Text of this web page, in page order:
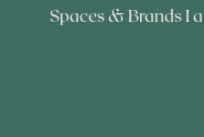
Spaces & Brands I